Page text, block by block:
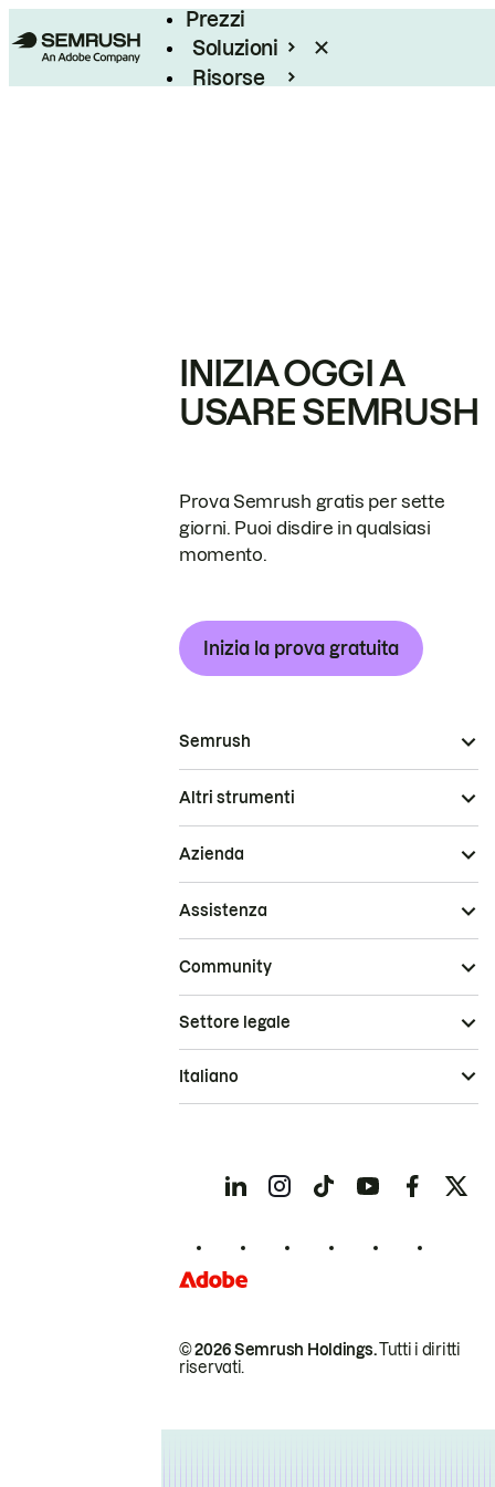
Prezzi
Soluzioni
Risorse
INIZIA OGGI A
USARE SEMRUSH
Prova Semrush gratis per sette
giorni. Puoi disdire in qualsiasi
momento.
Inizia la prova gratuita
Semrush
Altri strumenti
Azienda
Assistenza
Community
© 2026 Semrush Holdings.Tutti i diritti
riservati.
Settore legale
Italiano